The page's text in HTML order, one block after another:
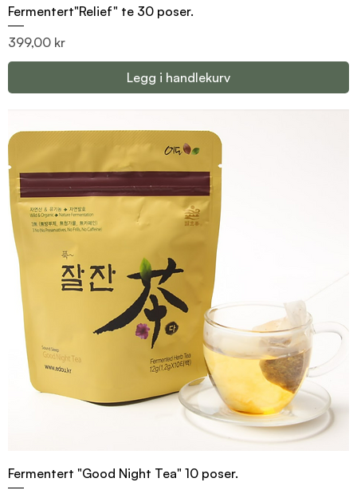
Fermentert"Relief" te 30 poser.
Pris
399,00 kr
Legg i handlekurv
Fermentert "Good Night Tea" 10 poser.